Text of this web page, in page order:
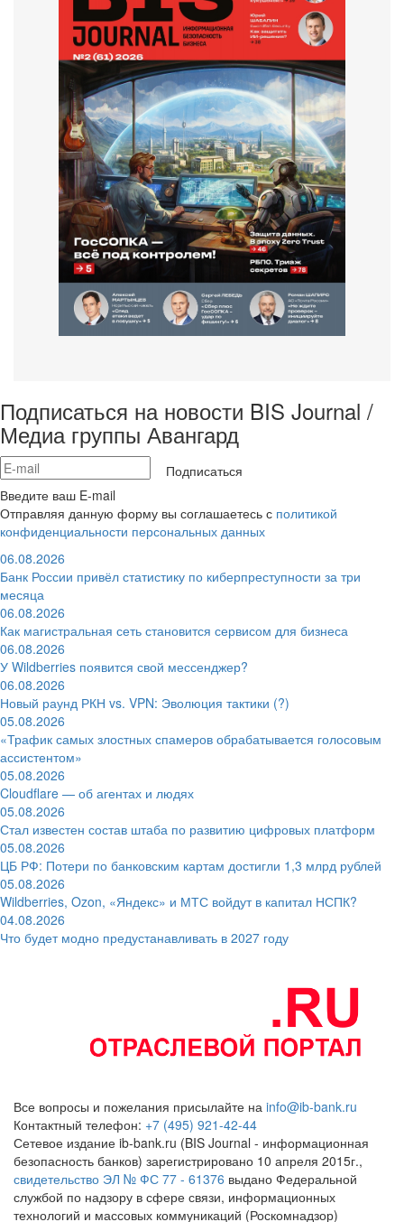
Подписаться на новости BIS Journal /
Медиа группы Авангард
Подписаться
Введите ваш E-mail
Отправляя данную форму вы соглашаетесь с политикой
конфиденциальности персональных данных
06.08.2026
Банк России привёл статистику по киберпреступности за три
месяца
06.08.2026
Как магистральная сеть становится сервисом для бизнеса
06.08.2026
У Wildberries появится свой мессенджер?
06.08.2026
Новый раунд РКН vs. VPN: Эволюция тактики (?)
05.08.2026
«Трафик самых злостных спамеров обрабатывается голосовым
ассистентом»
05.08.2026
Cloudflare — об агентах и людях
05.08.2026
Стал известен состав штаба по развитию цифровых платформ
05.08.2026
ЦБ РФ: Потери по банковским картам достигли 1,3 млрд рублей
05.08.2026
Wildberries, Ozon, «Яндекс» и МТС войдут в капитал НСПК?
04.08.2026
Что будет модно предустанавливать в 2027 году
Все вопросы и пожелания присылайте на info@ib-bank.ru
Контактный телефон: +7 (495) 921-42-44
Сетевое издание ib-bank.ru (BIS Journal - информационная
безопасность банков) зарегистрировано 10 апреля 2015г.,
свидетельство ЭЛ № ФС 77 - 61376 выдано Федеральной
службой по надзору в сфере связи, информационных
технологий и массовых коммуникаций (Роскомнадзор)